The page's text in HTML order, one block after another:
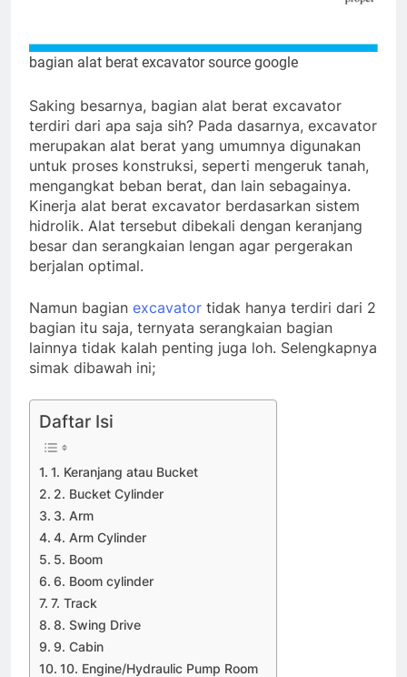
bagian alat berat excavator source google
Saking besarnya, bagian alat berat excavator
terdiri dari apa saja sih? Pada dasarnya, excavator
merupakan alat berat yang umumnya digunakan
untuk proses konstruksi, seperti mengeruk tanah,
mengangkat beban berat, dan lain sebagainya.
Kinerja alat berat excavator berdasarkan sistem
hidrolik. Alat tersebut dibekali dengan keranjang
besar dan serangkaian lengan agar pergerakan
berjalan optimal.
Namun bagian excavator tidak hanya terdiri dari 2
bagian itu saja, ternyata serangkaian bagian
lainnya tidak kalah penting juga loh. Selengkapnya
simak dibawah ini;
Daftar Isi
1. Keranjang atau Bucket
2. Bucket Cylinder
3. Arm
4. Arm Cylinder
5. Boom
6. Boom cylinder
7. Track
8. Swing Drive
9. Cabin
10. Engine/Hydraulic Pump Room